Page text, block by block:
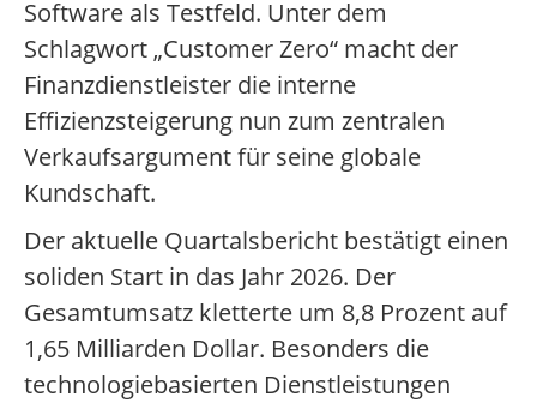
Software als Testfeld. Unter dem
Schlagwort „Customer Zero“ macht der
Finanzdienstleister die interne
Effizienzsteigerung nun zum zentralen
Verkaufsargument für seine globale
Kundschaft.
Der aktuelle Quartalsbericht bestätigt einen
soliden Start in das Jahr 2026. Der
Gesamtumsatz kletterte um 8,8 Prozent auf
1,65 Milliarden Dollar. Besonders die
technologiebasierten Dienstleistungen